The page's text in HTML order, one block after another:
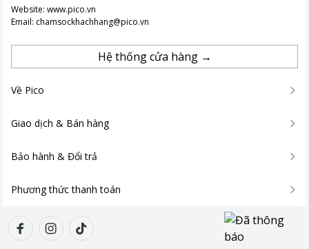
Website: www.pico.vn
Email: chamsockhachhang@pico.vn
Hệ thống cửa hàng →
Về Pico
Giao dịch & Bán hàng
Bảo hành & Đổi trả
Phương thức thanh toán